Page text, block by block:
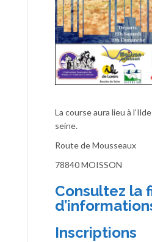
La course aura lieu à
seine.
Route de Mousseaux
78840 MOISSON
Consultez la
Inscriptions